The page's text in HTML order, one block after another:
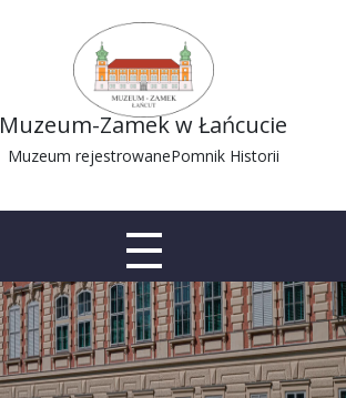
Muzeum-Zamek w Łańcucie
Muzeum rejestrowanePomnik Historii